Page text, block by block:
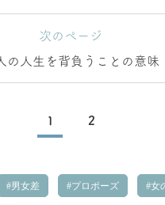
次のページ
の人生を背負うことの意味
1 2
男女差 プロポーズ 女